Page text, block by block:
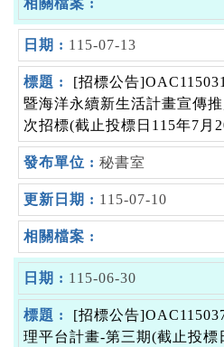
115-07-13
[招標公告
暨海洋永續新生活計畫宣傳
次招標(截止投標日115年7月
秘書室
115-07-10
115-06-30
[招標公告
理平台計畫-第三期(截止投標